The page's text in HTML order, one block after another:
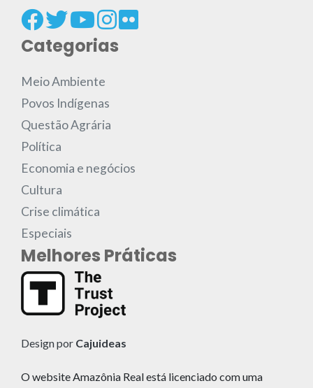
Categorias
Meio Ambiente
Povos Indígenas
Questão Agrária
Política
Economia e negócios
Cultura
Crise climática
Especiais
Melhores Práticas
Design por Cajuideas
O website Amazônia Real está licenciado com uma